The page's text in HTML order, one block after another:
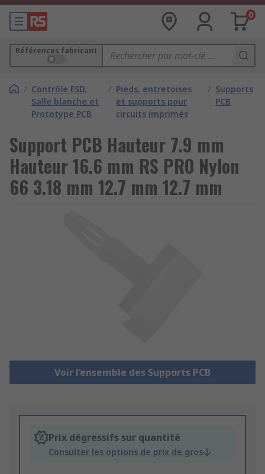
0
Références fabricant
/ Contrôle ESD,
Salle blanche et
Prototype PCB
/ Pieds, entretoises
et supports pour
circuits imprimés
/ Supports
PCB
Support PCB Hauteur 7.9 mm
Hauteur 16.6 mm RS PRO Nylon
66 3.18 mm 12.7 mm 12.7 mm
Voir l’ensemble des Supports PCB
Prix dégressifs sur quantité
Consulter les options de prix de gros